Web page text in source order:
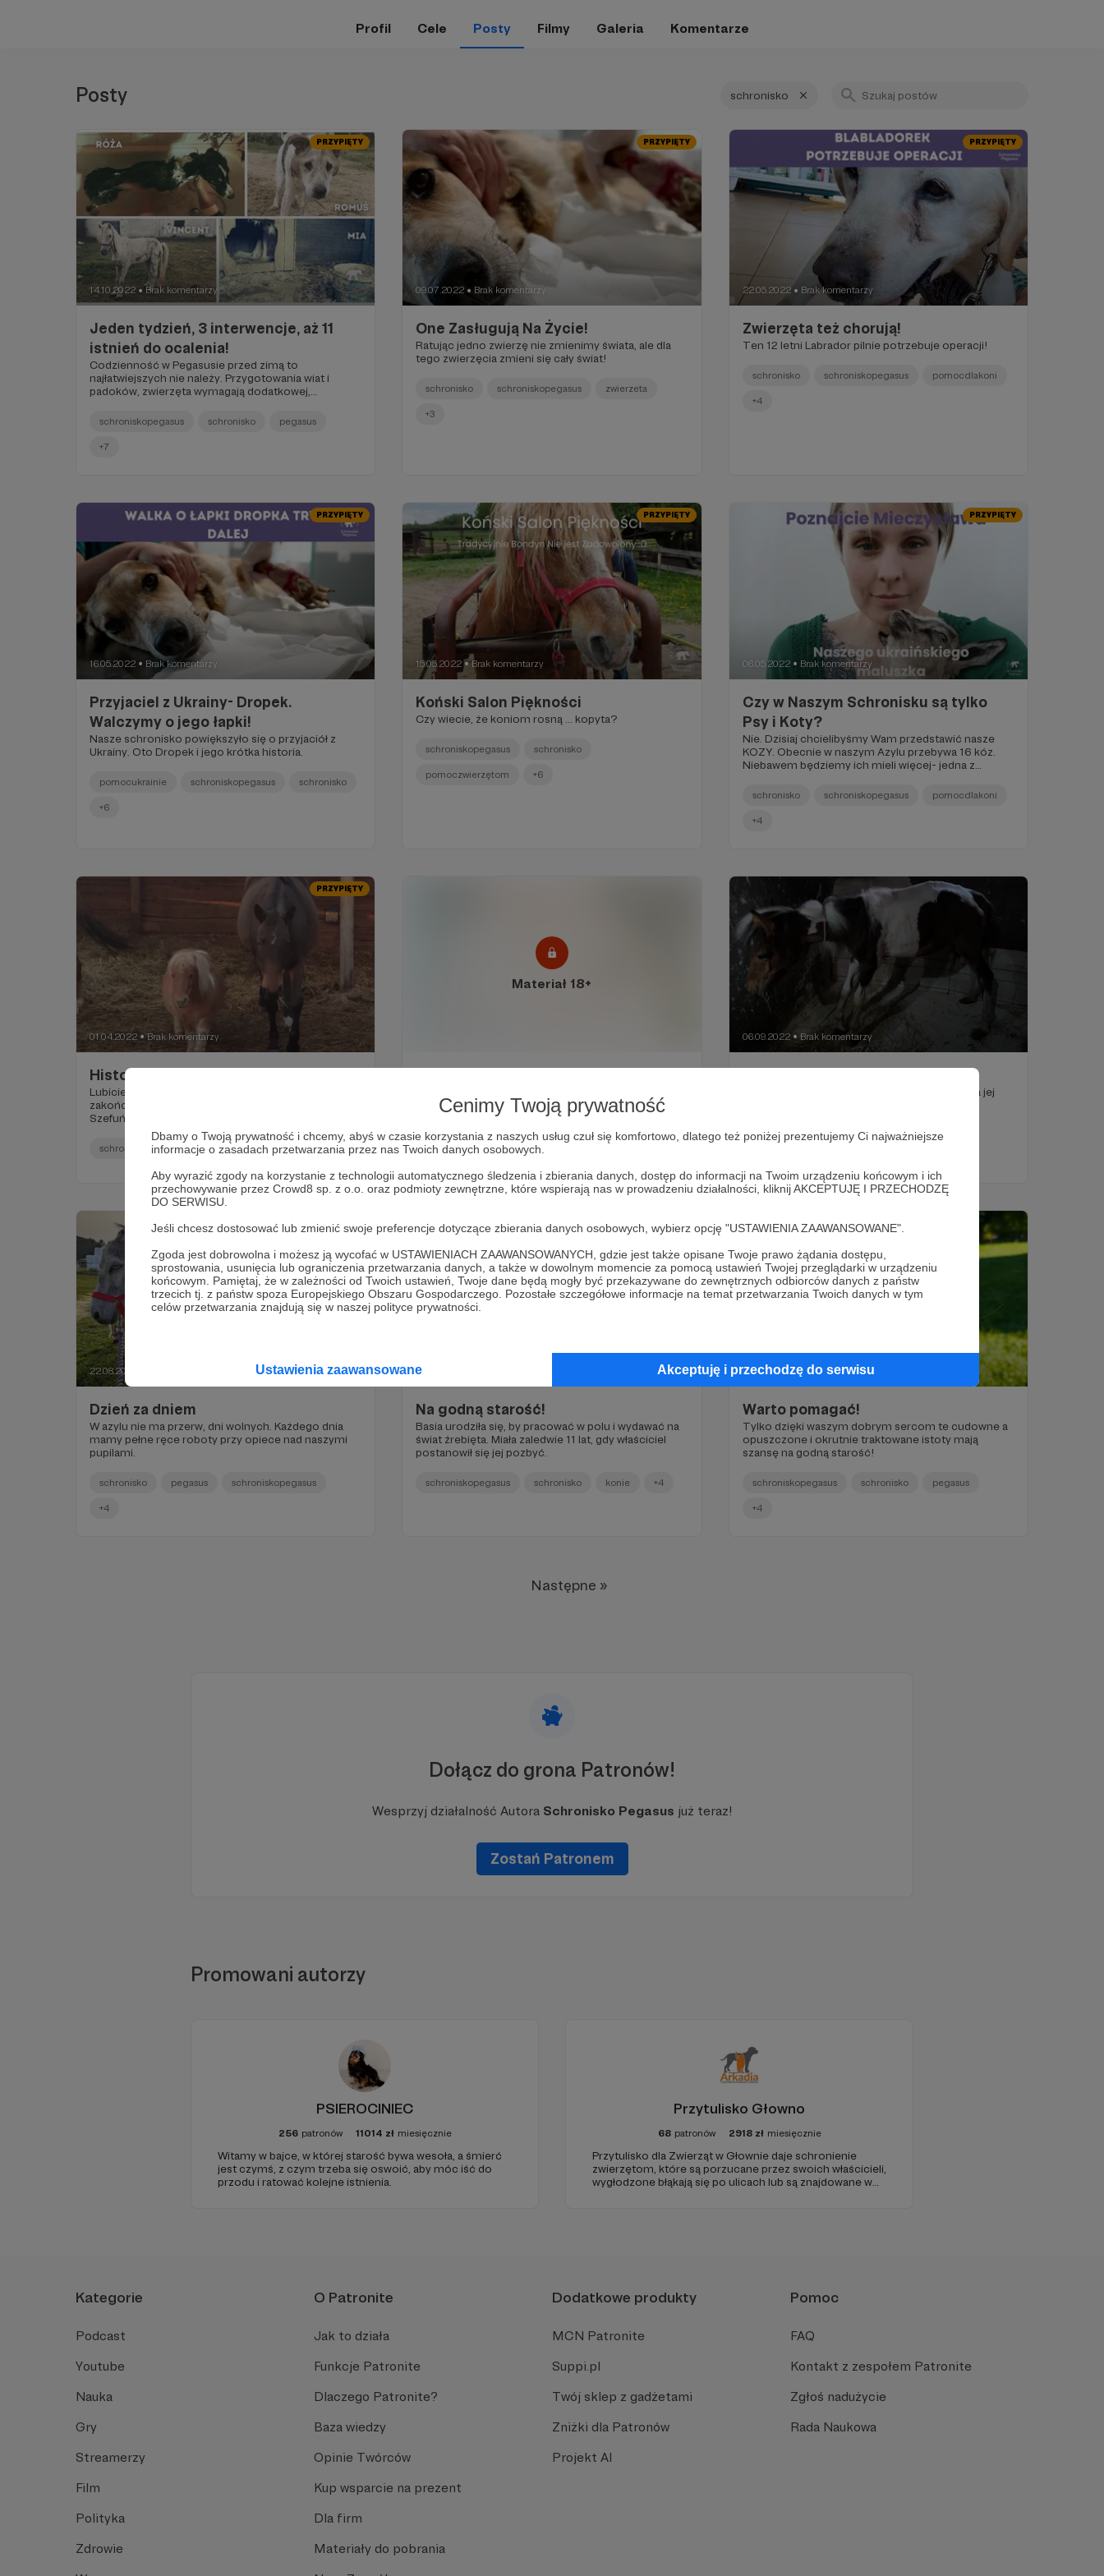
Cenimy Twoją prywatność
Dbamy o Twoją prywatność i chcemy, abyś w czasie korzystania z naszych usług czuł się komfortowo, dlatego też poniżej prezentujemy Ci najważniejsze
informacje o zasadach przetwarzania przez nas Twoich danych osobowych.
Aby wyrazić zgody na korzystanie z technologii automatycznego śledzenia i zbierania danych, dostęp do informacji na Twoim urządzeniu końcowym i ich
przechowywanie przez Crowd8 sp. z o.o. oraz podmioty zewnętrzne, które wspierają nas w prowadzeniu działalności, kliknij AKCEPTUJĘ I PRZECHODZĘ
DO SERWISU.
Jeśli chcesz dostosować lub zmienić swoje preferencje dotyczące zbierania danych osobowych, wybierz opcję "USTAWIENIA ZAAWANSOWANE".
Zgoda jest dobrowolna i możesz ją wycofać w USTAWIENIACH ZAAWANSOWANYCH, gdzie jest także opisane Twoje prawo żądania dostępu,
sprostowania, usunięcia lub ograniczenia przetwarzania danych, a także w dowolnym momencie za pomocą ustawień Twojej przeglądarki w urządzeniu
końcowym. Pamiętaj, że w zależności od Twoich ustawień, Twoje dane będą mogły być przekazywane do zewnętrznych odbiorców danych z państw
trzecich tj. z państw spoza Europejskiego Obszaru Gospodarczego. Pozostałe szczegółowe informacje na temat przetwarzania Twoich danych w tym
celów przetwarzania znajdują się w naszej polityce prywatności.
Ustawienia zaawansowane Akceptuję i przechodzę do serwisu
Profil Cele Posty Filmy Galeria Komentarze
Posty schronisko
PRZYPIĘTY
14.10.2022 ● Brak komentarzy
Jeden tydzień, 3 interwencje, aż 11
istnień do ocalenia!
Codzienność w Pegasusie przed zimą to
najłatwiejszych nie należy. Przygotowania wiat i
padoków, zwierzęta wymagają dodatkowej,
może nijak być gorsze, co to to nie! Co zrobić
zatem, gdy w ciągu jednego tygodnia zdarzają się aż
trzy sytuacje, w których musimy walczyć o życie aż
schroniskopegasus schronisko pegasus
+7
PRZYPIĘTY
09.07.2022 ● Brak komentarzy
One Zasługują Na Życie!
Ratując jedno zwierzę nie zmienimy świata, ale dla
tego zwierzęcia zmieni się cały świat!
schronisko schroniskopegasus zwierzeta
+3
PRZYPIĘTY
22.05.2022 ● Brak komentarzy
Zwierzęta też chorują!
Ten 12 letni Labrador pilnie potrzebuje operacji!
schronisko schroniskopegasus pomocdlakoni
+4
PRZYPIĘTY
16.05.2022 ● Brak komentarzy
Przyjaciel z Ukrainy- Dropek.
Walczymy o jego łapki!
Nasze schronisko powiększyło się o przyjaciół z
Ukrainy. Oto Dropek i jego krótka historia.
pomocukrainie schroniskopegasus schronisko
+6
PRZYPIĘTY
15.05.2022 ● Brak komentarzy
Koński Salon Piękności
Czy wiecie, że koniom rosną ... kopyta?
schroniskopegasus schronisko
pomoczwierzętom +6
PRZYPIĘTY
06.05.2022 ● Brak komentarzy
Czy w Naszym Schronisku są tylko
Psy i Koty?
Nie. Dzisiaj chcielibyśmy Wam przedstawić nasze
KOZY. Obecnie w naszym Azylu przebywa 16 kóz.
Niebawem będziemy ich mieli więcej- jedna z
Zobaczcie jak wygląda ich wybieg 😊.
schronisko schroniskopegasus pomocdlakoni
+4
PRZYPIĘTY
01.04.2022 ● Brak komentarzy
Historia Miłosna Rurki i Szefuńca
Lubicie Historie Miłosne ze szczęśliwym
zakończeniem? Oto jedna z nich 🥰 Rurka- klacz i
Szefuńcio malutki kucyk to nasza top Para. Nie
rozstają się nawet na krok, chociaż czasami mają
ciche momenty. Chcecie zostać ambasadorami ich
miłości? Dołącz do naszych Patronów i Twórz z
Nami Piękne Historie.
schronisko pomocdlakoni psy +7
Materiał 18+
(UWAGA! DRASTYCZNE ZDJĘCIA)
Do Aksamitki, skrajnie zaniedbanej źrebki dołączyła
uratuj koń konie
06.09.2022 ● Brak komentarzy
Wyobraź sobie, że rodzisz się w piekle. To była jej
konie koń interwencja +4
22.08.2022
Dzień za dniem
W azylu nie ma przerw, dni wolnych. Każdego dnia
mamy pełne ręce roboty przy opiece nad naszymi
pupilami.
schronisko pegasus schroniskopegasus
+4
03.08.2022
Na godną starość!
Basia urodziła się, by pracować w polu i wydawać na
świat źrebięta. Miała zaledwie 11 lat, gdy właściciel
postanowił się jej pozbyć.
schroniskopegasus schronisko konie +4
28.07.2022 ● Brak komentarzy
Warto pomagać!
Tylko dzięki waszym dobrym sercom te cudowne a
opuszczone i okrutnie traktowane istoty mają
szansę na godną starość!
schroniskopegasus schronisko pegasus
+4
Następne »
Dołącz do grona Patronów!
Wesprzyj działalność Autora Schronisko Pegasus już teraz!
Zostań Patronem
Promowani autorzy
PSIEROCINIEC
256 patronów 11014 zł miesięcznie
Witamy w bajce, w której starość bywa wesoła, a śmierć
jest czymś, z czym trzeba się oswoić, aby móc iść do
przodu i ratować kolejne istnienia.
Przytulisko Głowno
68 patronów 2918 zł miesięcznie
Przytulisko dla Zwierząt w Głownie daje schronienie
zwierzętom, które są porzucane przez swoich właścicieli,
wygłodzone błąkają się po ulicach lub są znajdowane w
Kategorie
Podcast
Youtube
Nauka
Gry
Streamerzy
Film
Polityka
Zdrowie
O Patronite
Jak to działa
Funkcje Patronite
Dlaczego Patronite?
Baza wiedzy
Opinie Twórców
Kup wsparcie na prezent
Dla firm
Materiały do pobrania
Dodatkowe produkty
MCN Patronite
Suppi.pl
Twój sklep z gadżetami
Zniżki dla Patronów
Projekt AI
Pomoc
FAQ
Kontakt z zespołem Patronite
Zgłoś nadużycie
Rada Naukowa